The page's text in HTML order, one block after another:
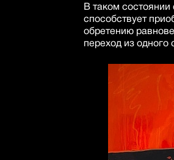
В таком состоянии
способствует
обретению
переход из одного